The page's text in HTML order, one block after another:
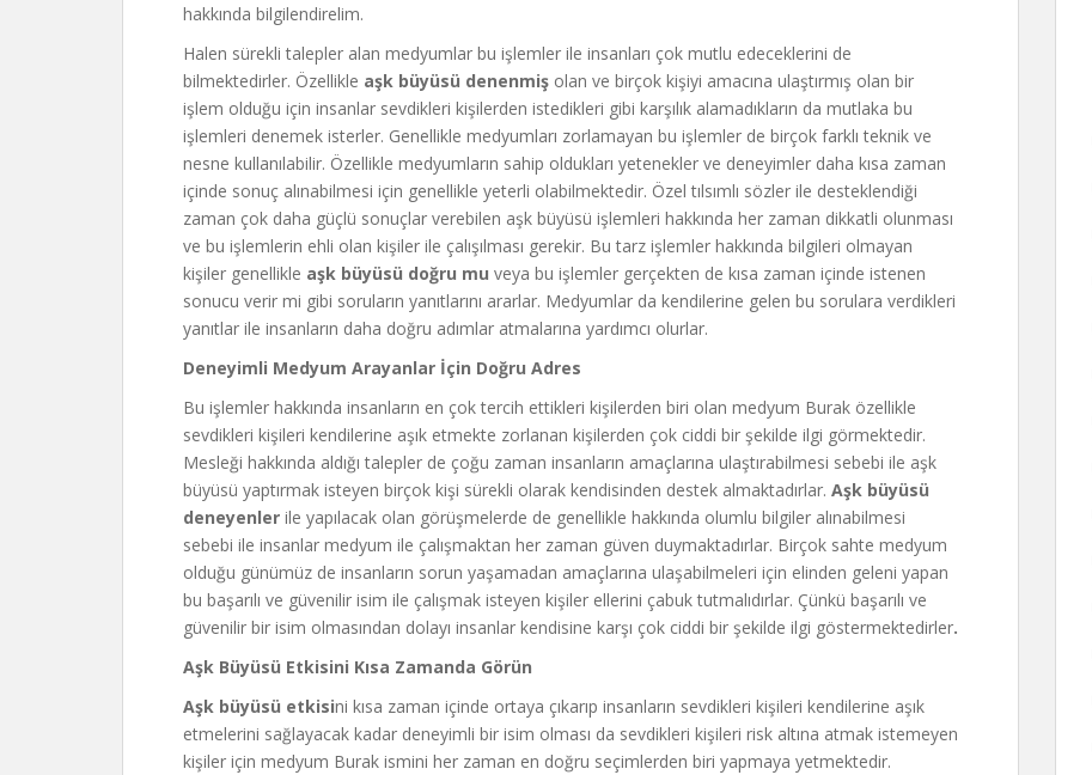
hakkında bilgilendirelim.
Halen sürekli talepler alan medyumlar bu işlemler ile insanları çok mutlu edeceklerini de
bilmektedirler. Özellikle aşk büyüsü denenmiş olan ve birçok kişiyi amacına ulaştırmış olan bir
işlem olduğu için insanlar sevdikleri kişilerden istedikleri gibi karşılık alamadıkların da mutlaka bu
işlemleri denemek isterler. Genellikle medyumları zorlamayan bu işlemler de birçok farklı teknik ve
nesne kullanılabilir. Özellikle medyumların sahip oldukları yetenekler ve deneyimler daha kısa zaman
içinde sonuç alınabilmesi için genellikle yeterli olabilmektedir. Özel tılsımlı sözler ile desteklendiği
zaman çok daha güçlü sonuçlar verebilen aşk büyüsü işlemleri hakkında her zaman dikkatli olunması
ve bu işlemlerin ehli olan kişiler ile çalışılması gerekir. Bu tarz işlemler hakkında bilgileri olmayan
kişiler genellikle aşk büyüsü doğru mu veya bu işlemler gerçekten de kısa zaman içinde istenen
sonucu verir mi gibi soruların yanıtlarını ararlar. Medyumlar da kendilerine gelen bu sorulara verdikleri
yanıtlar ile insanların daha doğru adımlar atmalarına yardımcı olurlar.
Deneyimli Medyum Arayanlar İçin Doğru Adres
Bu işlemler hakkında insanların en çok tercih ettikleri kişilerden biri olan medyum Burak özellikle
sevdikleri kişileri kendilerine aşık etmekte zorlanan kişilerden çok ciddi bir şekilde ilgi görmektedir.
Mesleği hakkında aldığı talepler de çoğu zaman insanların amaçlarına ulaştırabilmesi sebebi ile aşk
büyüsü yaptırmak isteyen birçok kişi sürekli olarak kendisinden destek almaktadırlar. Aşk büyüsü
deneyenler ile yapılacak olan görüşmelerde de genellikle hakkında olumlu bilgiler alınabilmesi
sebebi ile insanlar medyum ile çalışmaktan her zaman güven duymaktadırlar. Birçok sahte medyum
olduğu günümüz de insanların sorun yaşamadan amaçlarına ulaşabilmeleri için elinden geleni yapan
bu başarılı ve güvenilir isim ile çalışmak isteyen kişiler ellerini çabuk tutmalıdırlar. Çünkü başarılı ve
güvenilir bir isim olmasından dolayı insanlar kendisine karşı çok ciddi bir şekilde ilgi göstermektedirler.
Aşk Büyüsü Etkisini Kısa Zamanda Görün
Aşk büyüsü etkisini kısa zaman içinde ortaya çıkarıp insanların sevdikleri kişileri kendilerine aşık
etmelerini sağlayacak kadar deneyimli bir isim olması da sevdikleri kişileri risk altına atmak istemeyen
kişiler için medyum Burak ismini her zaman en doğru seçimlerden biri yapmaya yetmektedir.